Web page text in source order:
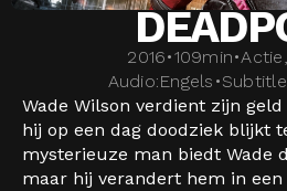
2016•109min•
Audio:Engels •
Wade Wilson verdient zijn
hij op een dag doodziek blijkt
mysterieuze man biedt Wade
maar hij verandert hem in